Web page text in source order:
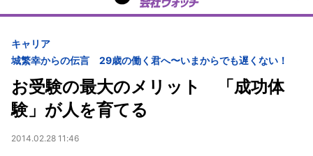
キャリア
城繁幸からの伝言 29歳の働く君へ〜いまからでも遅くない！
お受験の最大のメリット 「成功体
験」が人を育てる
2014.02.28 11:46